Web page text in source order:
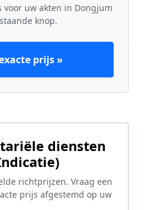
voor uw akten in Dongjum
knop.
prijs »
diensten
richtprijzen. Vraag een
prijs afgestemd op uw